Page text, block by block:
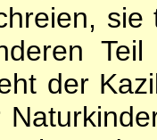
sie
der